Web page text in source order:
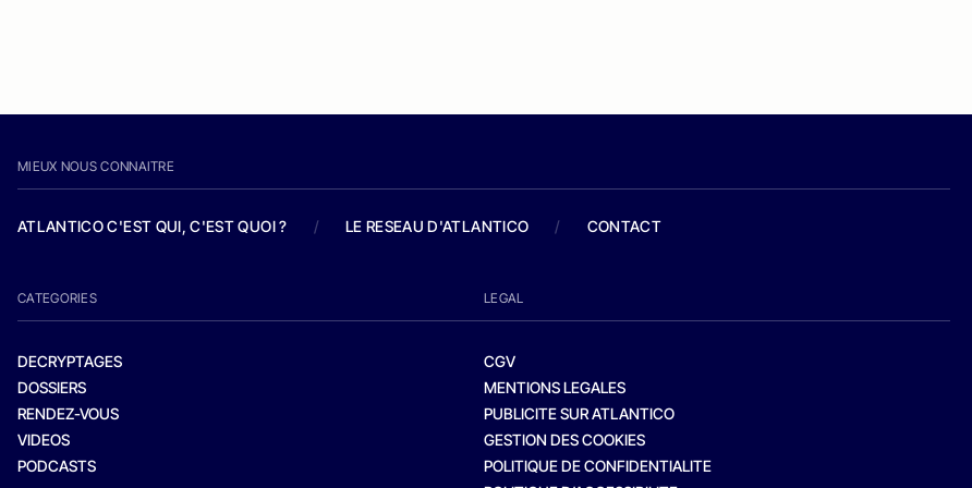
MIEUX NOUS CONNAITRE
ATLANTICO C'EST QUI, C'EST QUOI ? / LE RESEAU D'ATLANTICO / CONTACT
CATEGORIES
DECRYPTAGES
DOSSIERS
RENDEZ-VOUS
VIDEOS
PODCASTS
LEGAL
CGV
MENTIONS LEGALES
PUBLICITE SUR ATLANTICO
GESTION DES COOKIES
POLITIQUE DE CONFIDENTIALITE